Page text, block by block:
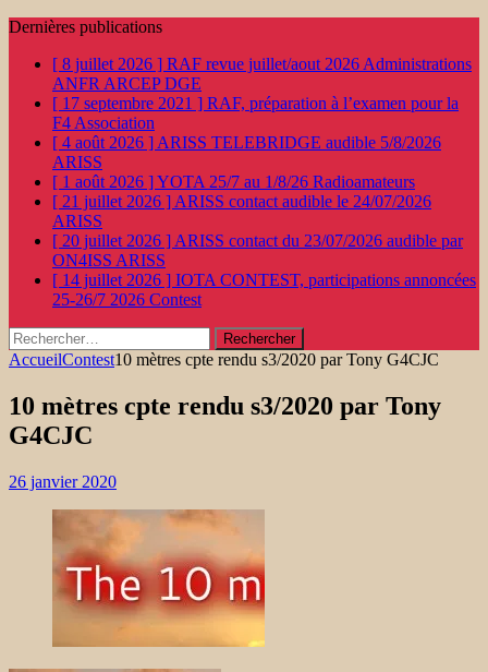
Dernières publications
[ 8 juillet 2026 ] RAF revue juillet/aout 2026 Administrations
ANFR ARCEP DGE
[ 17 septembre 2021 ] RAF, préparation à l’examen pour la
F4 Association
[ 4 août 2026 ] ARISS TELEBRIDGE audible 5/8/2026
ARISS
[ 1 août 2026 ]YOTA 25/7 au 1/8/26 Radioamateurs
[ 21 juillet 2026 ] ARISS contact audible le 24/07/2026
ARISS
[ 20 juillet 2026 ] ARISS contact du 23/07/2026 audible par
ON4ISS ARISS
[ 14 juillet 2026 ] IOTA CONTEST, participations annoncées
25-26/7 2026 Contest
Rechercher :
AccueilContest10 mètres cpte rendu s3/2020 par Tony G4CJC
10 mètres cpte rendu s3/2020 par Tony
G4CJC
26 janvier 2020